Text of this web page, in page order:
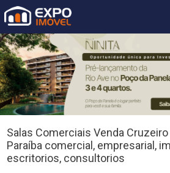
Salas Comerciais Venda
Paraíba comercial, empresarial,
escritorios, consultorios